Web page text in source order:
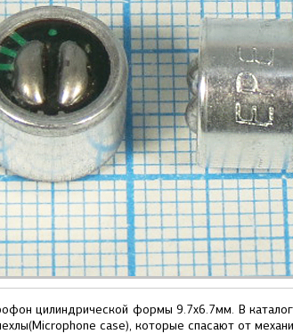
цилиндрической формы 9.7х6.7мм. В
case), которые спасают от